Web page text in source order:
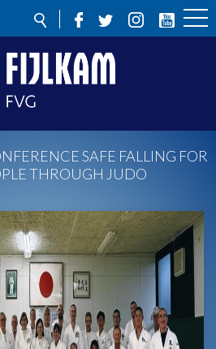
SAFE FALLING FOR
THROUGH JUDO